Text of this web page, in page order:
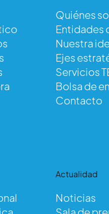
Quiénes
Entidades
Nuestra
Ejes
Servicios
Bolsa de
Contacto
Actualidad
Noticias